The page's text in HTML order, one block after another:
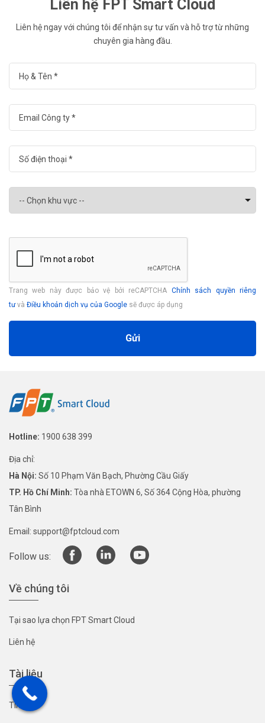
Liên hệ FPT Smart Cloud
Liên hệ ngay với chúng tôi để nhận sự tư vấn và hỗ trợ từ những
chuyên gia hàng đầu.
Trang web này được bảo vệ bởi reCAPTCHA Chính sách quyền riêng
tưvà Điều khoản dịch vụ của Google sẽ được áp dụng
Gửi
Hotline: 1900 638 399
Địa chỉ:
Hà Nội: Số 10 Phạm Văn Bạch, Phường Cầu Giấy
TP. Hồ Chí Minh: Tòa nhà ETOWN 6, Số 364 Cộng Hòa, phường
Tân Bình
Email: support@fptcloud.com
Follow us:
Về chúng tôi
Tại sao lựa chọn FPT Smart Cloud
Liên hệ
Tài liệu
Tin tức